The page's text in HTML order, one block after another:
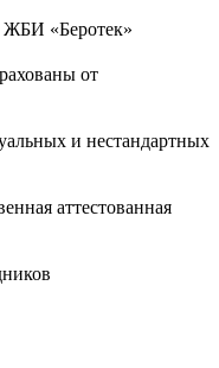
ЖБИ «Беротек»
от
и нестандартных
аттестованная